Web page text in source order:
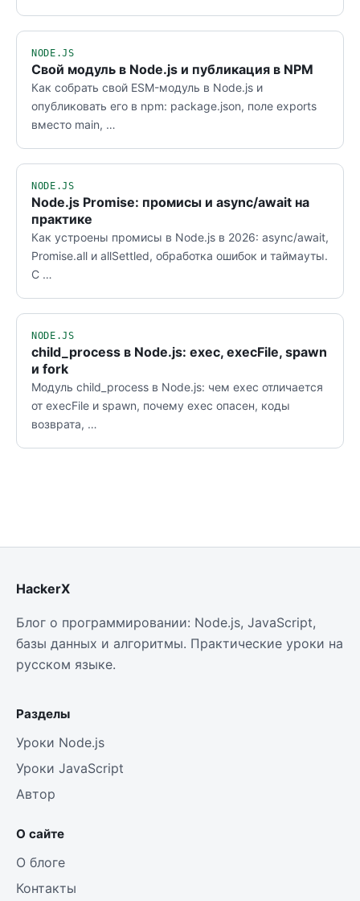
NODE.JS
Свой модуль в Node.js и публикация в NPM
Как собрать свой ESM-модуль в Node.js и
опубликовать его в npm: package.json, поле exports
вместо main, …
NODE.JS
Node.js Promise: промисы и async/await на
практике
Как устроены промисы в Node.js в 2026: async/await,
Promise.all и allSettled, обработка ошибок и таймауты.
С …
NODE.JS
child_process в Node.js: exec, execFile, spawn
и fork
Модуль child_process в Node.js: чем exec отличается
от execFile и spawn, почему exec опасен, коды
возврата, …
HackerX
Блог о программировании: Node.js, JavaScript,
базы данных и алгоритмы. Практические уроки на
русском языке.
Разделы
Уроки Node.js
Уроки JavaScript
Автор
О сайте
О блоге
Контакты